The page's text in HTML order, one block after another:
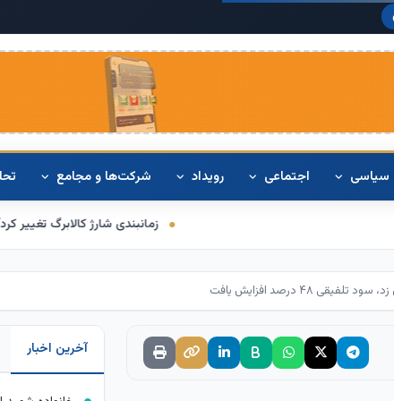
سیاسی اجتماعی رویداد شرکت‌ها و مجامع
زمانبندی شارژ کالابرگ تغییر کرد/ برخی
آخرین اخبار